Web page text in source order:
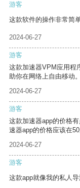
游客
这款软件的操作非常简
2024-06-27
游客
这款加速器VPM应用程
助你在网络上自由移动。
2024-06-27
游客
这款加速器app的价格
速器app的价格应该在
2024-06-27
游客
这款app就像我的私人